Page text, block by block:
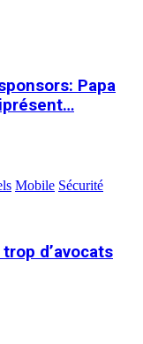
Papa
Mobile Sécurité
d’avocats